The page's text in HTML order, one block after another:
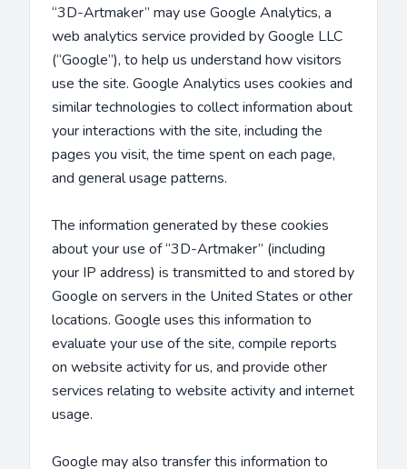
“3D-Artmaker” may use Google Analytics, a
web analytics service provided by Google LLC
(“Google”), to help us understand how visitors
use the site. Google Analytics uses cookies and
similar technologies to collect information about
your interactions with the site, including the
pages you visit, the time spent on each page,
and general usage patterns.
The information generated by these cookies
about your use of “3D-Artmaker” (including
your IP address) is transmitted to and stored by
Google on servers in the United States or other
locations. Google uses this information to
evaluate your use of the site, compile reports
on website activity for us, and provide other
services relating to website activity and internet
usage.
Google may also transfer this information to